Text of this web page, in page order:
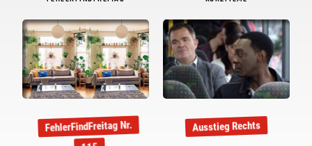
FehlerFindFreitag Nr. Ausstieg Rechts